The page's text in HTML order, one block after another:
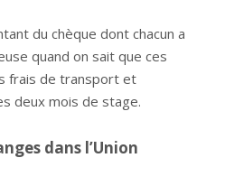
du chèque dont chacun a
quand on sait que ces
frais de transport et
deux mois de stage.
dans l’Union